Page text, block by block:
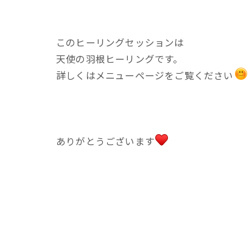
このヒーリングセッションは
天使の羽根ヒーリングです。
詳しくはメニューページをご覧ください
ありがとうございます